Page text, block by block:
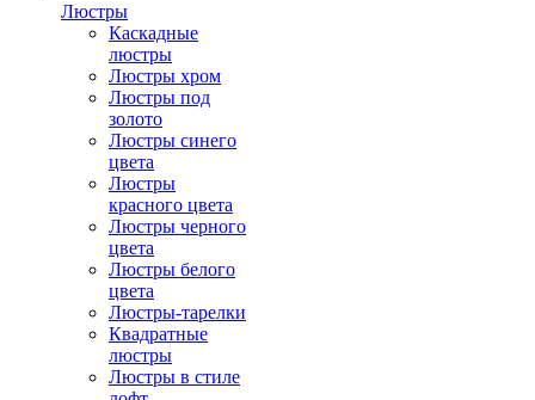
Люстры
Каскадные
люстры
Люстры хром
Люстры под
золото
Люстры синего
цвета
Люстры
красного цвета
Люстры черного
цвета
Люстры белого
цвета
Люстры-тарелки
Квадратные
люстры
Люстры в стиле